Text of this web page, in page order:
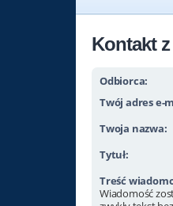
Kontakt
Odbiorca:
Twój adres e-
Twoja nazwa:
Tytuł:
Treść
Wiadomość